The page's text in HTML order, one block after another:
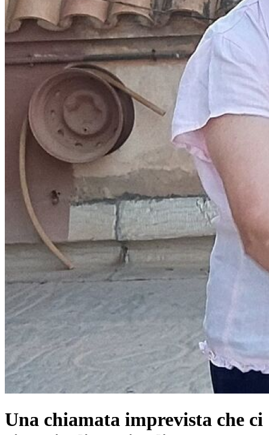
Una chiamata imprevista che ci